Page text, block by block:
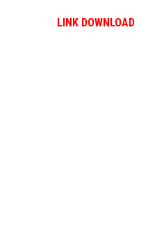
LINK DOWNLOAD